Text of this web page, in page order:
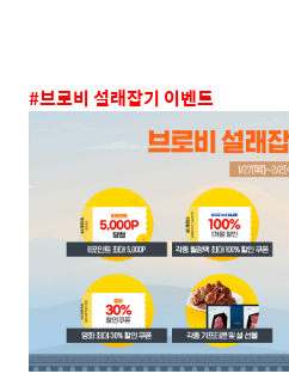
#브로비 설래잡기 이벤트